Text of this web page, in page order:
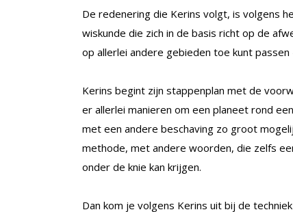
De redenering die Kerins volgt, is volgens
wiskunde die zich in de basis richt op de
op allerlei andere gebieden toe kunt
Kerins begint zijn stappenplan met de
er allerlei manieren om een planeet rond
met een andere beschaving zo groot
methode, met andere woorden, die zelfs
onder de knie kan krijgen.
Dan kom je volgens Kerins uit bij de